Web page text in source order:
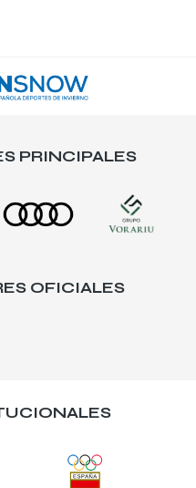
PRINCIPALES
OFICIALES